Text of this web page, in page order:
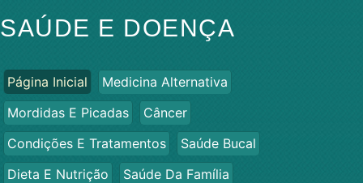
SAÚDE E DOENÇA
Página Inicial
Medicina Alternativa
Mordidas E Picadas
Câncer
Condições E Tratamentos
Saúde Bucal
Dieta E Nutrição
Saúde Da Família